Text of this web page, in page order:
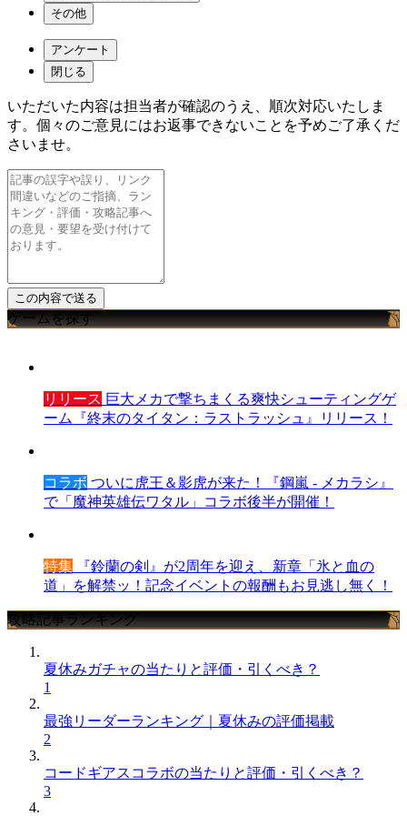
その他
アンケート
閉じる
いただいた内容は担当者が確認のうえ、順次対応いたしま
す。個々のご意見にはお返事できないことを予めご了承くだ
さいませ。
ゲームを探す
リリース 巨大メカで撃ちまくる爽快シューティングゲ
ーム『終末のタイタン：ラストラッシュ』リリース！
コラボ ついに虎王＆影虎が来た！『鋼嵐 - メカラシ』
で「魔神英雄伝ワタル」コラボ後半が開催！
特集 『鈴蘭の剣』が2周年を迎え、新章「氷と血の
道」を解禁ッ！記念イベントの報酬もお見逃し無く！
攻略記事ランキング
夏休みガチャの当たりと評価・引くべき？
1
最強リーダーランキング｜夏休みの評価掲載
2
コードギアスコラボの当たりと評価・引くべき？
3